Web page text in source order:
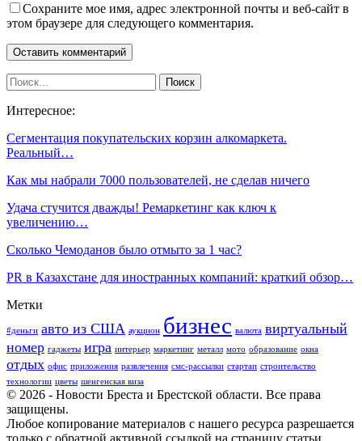
Сохраните мое имя, адрес электронной почты и веб-сайт в
этом браузере для следующего комментария.
Интересное:
Сегментация покупательских корзин алкомаркета.
Реальный…
Как мы набрали 7000 пользователей, не сделав ничего
Удача стучится дважды! Ремаркетинг как ключ к
увеличению…
Сколько Чемоданов было отмыто за 1 час?
PR в Казахстане для иностранных компаний: краткий обзор…
Метки
#деньги авто из США аукцион бизнес валюта виртуальный
номер гаджеты игра интерьер маркетинг металл мото образование окна
отдых офис приложения развлечения смс-рассылки стартап строительство
технологии цветы шенгенская виза
© 2026 - Новости Бреста и Брестской области. Все права
защищены.
Любое копирование материалов с нашего ресурса разрешается
только с обратной активной ссылкой на страницу статьи.